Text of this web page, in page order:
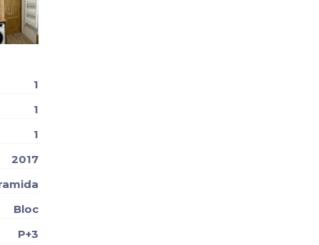
1
1
1
2017
Bloc
P+3